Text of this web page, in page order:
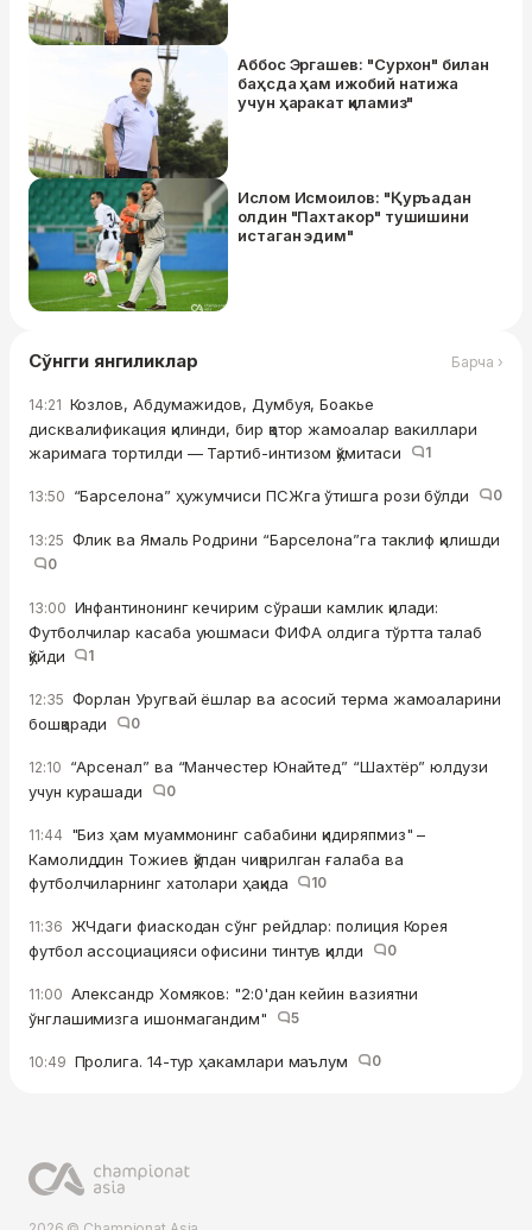
Аббос Эргашев: "Сурхон" билан
баҳсда ҳам ижобий натижа
учун ҳаракат қиламиз"
Ислом Исмоилов: "Қуръадан
олдин "Пахтакор" тушишини
истаган эдим"
Сўнгги янгиликлар Барча ›
14:21 Козлов, Абдумажидов, Думбуя, Боакье
дисквалификация қилинди, бир қатор жамоалар вакиллари
жаримага тортилди — Тартиб-интизом қўмитаси
1
13:50 “Барселона” ҳужумчиси ПСЖга ўтишга рози бўлди 0
13:25 Флик ва Ямаль Родрини “Барселона”га таклиф қилишди
0
13:00 Инфантинонинг кечирим сўраши камлик қилади:
Футболчилар касаба уюшмаси ФИФА олдига тўртта талаб
қўйди
1
12:35 Форлан Уругвай ёшлар ва асосий терма жамоаларини
бошқаради
0
12:10 “Арсенал” ва “Манчестер Юнайтед” “Шахтёр” юлдузи
учун курашади
0
11:44 "Биз ҳам муаммонинг сабабини қидиряпмиз" –
Камолиддин Тожиев қўлдан чиқарилган ғалаба ва
футболчиларнинг хатолари ҳақида
10
11:36 ЖЧдаги фиаскодан сўнг рейдлар: полиция Корея
футбол ассоциацияси офисини тинтув қилди
0
11:00 Александр Хомяков: "2:0'дан кейин вазиятни
ўнглашимизга ишонмагандим"
5
10:49 Пролига. 14-тур ҳакамлари маълум 0